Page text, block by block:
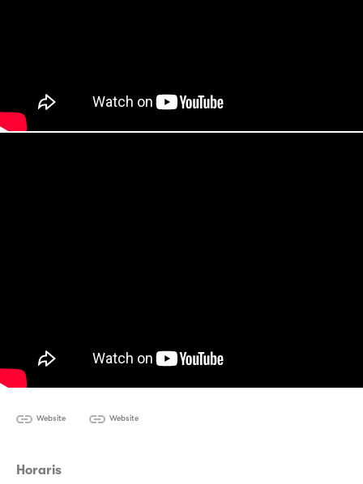
Website Website
Horaris